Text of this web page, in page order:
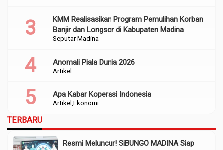
Seputar Madina
KMM Realisasikan Program Pemulihan Korban
Banjir dan Longsor di Kabupaten Madina
Artikel
Anomali Piala Dunia 2026
Artikel Ekonomi
Apa Kabar Koperasi Indonesia
TERBARU
Resmi Meluncur! SiBUNGO MADINA Siap